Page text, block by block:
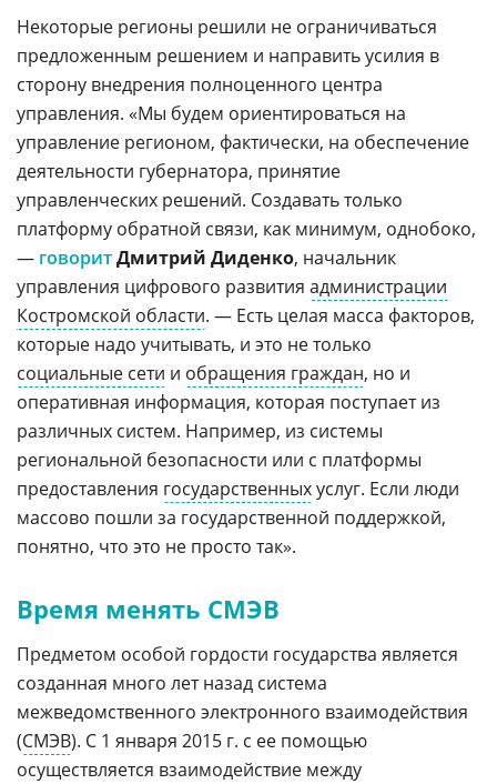
Некоторые регионы решили не ограничиваться
предложенным решением и направить усилия в
сторону внедрения полноценного центра
управления. «Мы будем ориентироваться на
управление регионом, фактически, на обеспечение
деятельности губернатора, принятие
управленческих решений. Создавать только
платформу обратной связи, как минимум, однобоко,
— говоритДмитрий Диденко, начальник
управления цифрового развития администрации
Костромской области. — Есть целая масса факторов,
которые надо учитывать, и это не только
социальные сети и обращения граждан, но и
оперативная информация, которая поступает из
различных систем. Например, из системы
региональной безопасности или с платформы
предоставления государственныхуслуг. Если люди
массово пошли за государственной поддержкой,
понятно, что это не просто так».
Время менять СМЭВ
Предметом особой гордости государства является
созданная много лет назад система
межведомственного электронного взаимодействия
(СМЭВ). С 1 января 2015 г. с ее помощью
осуществляется взаимодействие между